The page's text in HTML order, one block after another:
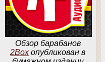
Обзор барабанов
2Boxопубликован в